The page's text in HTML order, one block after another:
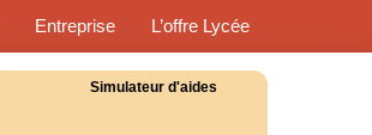
Entreprise L’offre Lycée
Simulateur d'aides